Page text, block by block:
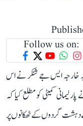
Follow us on:
خارجہ ایس جے شنکر نے اس
نے پارلیمانی کمیٹی کو مطلع کیا کہ
نے دہشت گردوں کے ٹھکانوں پر